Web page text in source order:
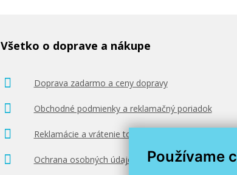
Používame
Všetko o doprave a nákupe
Doprava zadarmo a ceny dopravy
Obchodné podmienky a reklamačný poriadok
Reklamácie a vrátenie tovaru
Ochrana osobných údajov